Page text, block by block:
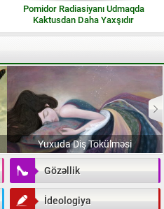
Pomidor Radiasiyanı Udmaqda
Kaktusdan Daha Yaxşıdır
Yuxuda Diş Tökülməsi
Gözəllik
İdeologiya